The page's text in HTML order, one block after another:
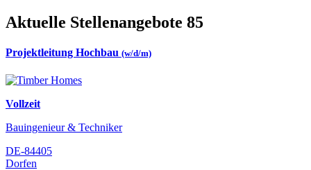
Aktuelle Stellenangebote 85
Projektleitung Hochbau (w/d/m)
Vollzeit
Bauingenieur & Techniker
DE-84405
Dorfen